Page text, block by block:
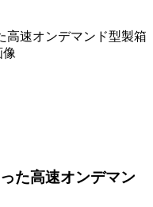
た高速オンデマン